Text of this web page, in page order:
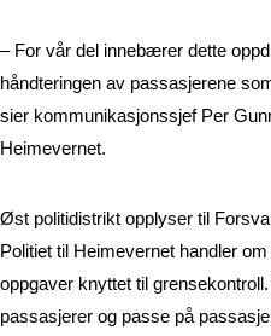
– For vår del innebærer dette
håndteringen av passasjerene
sier kommunikasjonssjef Per
Heimevernet.
Øst politidistrikt opplyser til
Politiet til Heimevernet handler
oppgaver knyttet til
passasjerer og passe på